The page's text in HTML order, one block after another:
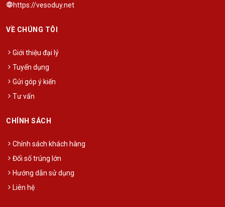
https://vesoduy.net
VỀ CHÚNG TÔI
Giới thiệu đại lý
Tuyển dụng
Gửi góp ý kiến
Tư vấn
CHÍNH SÁCH
Chính sách khách hàng
Đổi số trúng lớn
Hướng dẫn sử dụng
Liên hệ